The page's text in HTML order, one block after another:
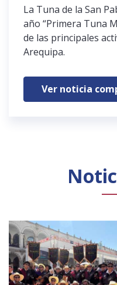
La Tuna de la San
año “Primera Tuna
de las principales
Arequipa.
Ver noticia